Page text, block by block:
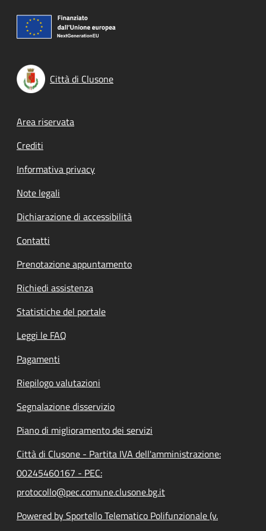
Città di Clusone
Footer menu
Area riservata
Crediti
Informativa privacy
Note legali
Dichiarazione di accessibilità
Contatti
Prenotazione appuntamento
Richiedi assistenza
Statistiche del portale
Leggi le FAQ
Pagamenti
Riepilogo valutazioni
Segnalazione disservizio
Piano di miglioramento dei servizi
Città di Clusone - Partita IVA dell'amministrazione:
00245460167 - PEC:
protocollo@pec.comune.clusone.bg.it
Powered by Sportello Telematico Polifunzionale (v.